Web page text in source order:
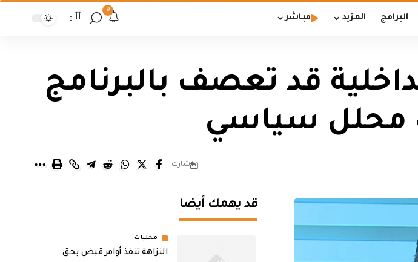
البرامج المزيد مباشر
9
أأ
قد تعصف بالبرنامج
– محلل سياسي
شارك
قد يهمك أيضا
محليات
النزاهة تنفذ أوامر قبض بحق